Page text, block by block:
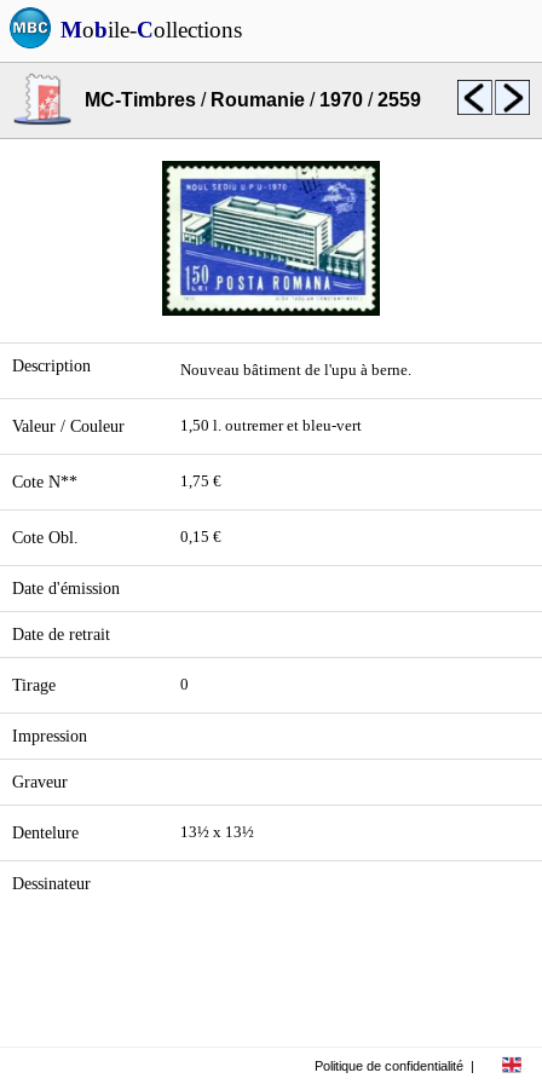
Mobile-Collections
MC-Timbres / Roumanie / 1970 /2559
Description Nouveau bâtiment de l'upu à berne.
Valeur / Couleur 1,50 l. outremer et bleu-vert
Cote N** 1,75 €
Cote Obl. 0,15 €
Date d'émission
Date de retrait
Tirage 0
Impression
Graveur
Dentelure 13½ x 13½
Dessinateur
Politique de confidentialité |